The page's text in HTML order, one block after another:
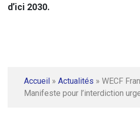
d’ici 2030.
Accueil » Actualités » WECF
Manifeste pour l’interdiction